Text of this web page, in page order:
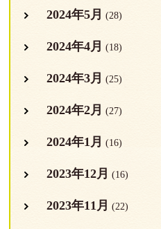
2024年5月 (28)
2024年4月 (18)
2024年3月 (25)
2024年2月 (27)
2024年1月 (16)
2023年12月 (16)
2023年11月 (22)